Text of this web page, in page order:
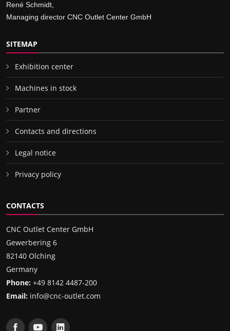
René Schmidt,
Managing director CNC Outlet Center GmbH
SITEMAP
Exhibition center
Machines in stock
Partner
Contacts and directions
Legal notice
Privacy policy
CONTACTS
CNC Outlet Center GmbH
Gewerbering 6
82140 Olching
Germany
Phone: +49 8142 4487-200
Email: info@cnc-outlet.com